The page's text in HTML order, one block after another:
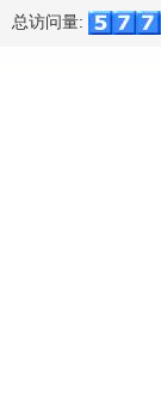
总访问量: